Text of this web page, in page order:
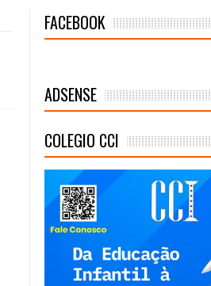
FACEBOOK
ADSENSE
COLEGIO CCI